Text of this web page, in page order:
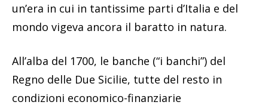
un’era in cui in tantissime parti d’Italia e del
mondo vigeva ancora il baratto in natura.
All’alba del 1700, le banche (“i banchi”) del
Regno delle Due Sicilie, tutte del resto in
condizioni economico-finanziarie